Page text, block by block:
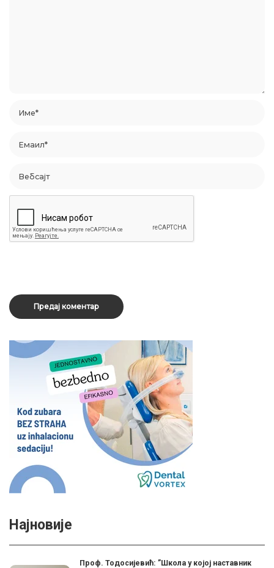
Најновије
Проф. Тодосијевић: ”Школа у којој наставник